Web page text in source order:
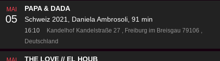
MAI
05
PAPA & DADA
Schweiz 2021, Daniela Ambrosoli, 91 min
16:10 Kandelhof Kandelstraße 27
Freiburg im Breisgau 79106
Deutschland
THE LOVE // EL HOUB